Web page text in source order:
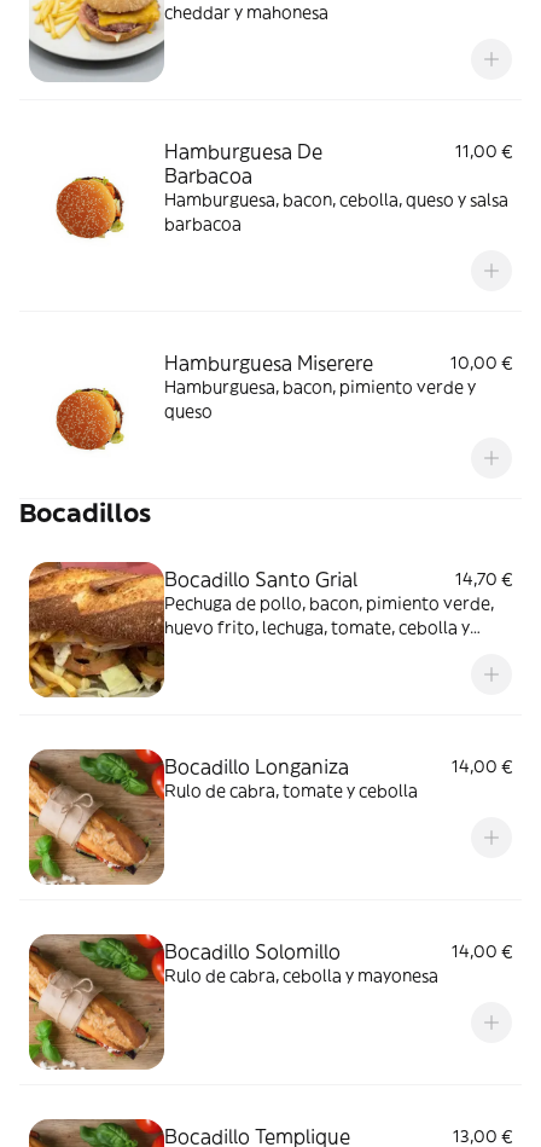
cheddar y mahonesa
Hamburguesa De
Barbacoa
11,00 €
Hamburguesa, bacon, cebolla, queso y salsa
barbacoa
Hamburguesa Miserere
10,00 €
Hamburguesa, bacon, pimiento verde y
queso
Bocadillos
Bocadillo Santo Grial
14,70 €
Pechuga de pollo, bacon, pimiento verde,
huevo frito, lechuga, tomate, cebolla y
Bocadillo Longaniza
14,00 €
Rulo de cabra, tomate y cebolla
Bocadillo Solomillo
14,00 €
Rulo de cabra, cebolla y mayonesa
Bocadillo Templique
13,00 €